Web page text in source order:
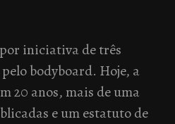
por iniciativa de três
bodyboard. Hoje, a
20 anos, mais de uma
e um estatuto de